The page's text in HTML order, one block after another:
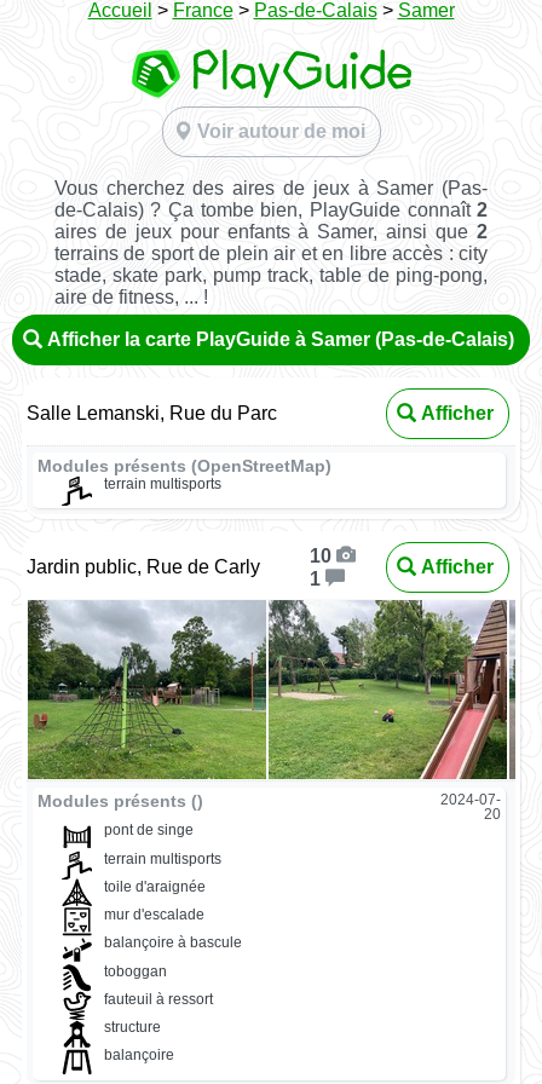
Accueil > France> Pas-de-Calais> Samer
Voir autour de moi
Vous cherchez des aires de jeux à Samer (Pas-
de-Calais) ? Ça tombe bien, PlayGuide connaît2
aires de jeux pour enfants à Samer, ainsi que2
terrains de sport de plein air et en libre accès : city
stade, skate park, pump track, table de ping-pong,
aire de fitness, ... !
Afficher la carte PlayGuide à Samer (Pas-de-Calais)
Salle Lemanski, Rue du Parc Afficher
Modules présents (OpenStreetMap)
terrain multisports
Jardin public, Rue de Carly
10
1
Afficher
Modules présents ()
2024-07-
20
pont de singe
terrain multisports
toile d'araignée
mur d'escalade
balançoire à bascule
toboggan
fauteuil à ressort
structure
balançoire